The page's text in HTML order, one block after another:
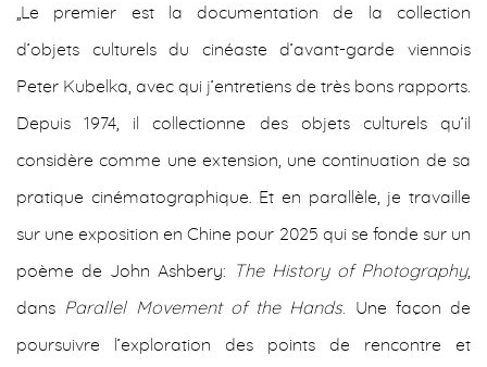
„Le premier est la documentation de la collection
d’objets culturels du cinéaste d’avant-garde viennois
Peter Kubelka, avec qui j’entretiens de très bons rapports.
Depuis 1974, il collectionne des objets culturels qu’il
considère comme une extension, une continuation de sa
pratique cinématographique. Et en parallèle, je travaille
sur une exposition en Chine pour 2025 qui se fonde sur un
poème de John Ashbery: The History of Photography,
dans Parallel Movement of the Hands. Une façon de
poursuivre l’exploration des points de rencontre et